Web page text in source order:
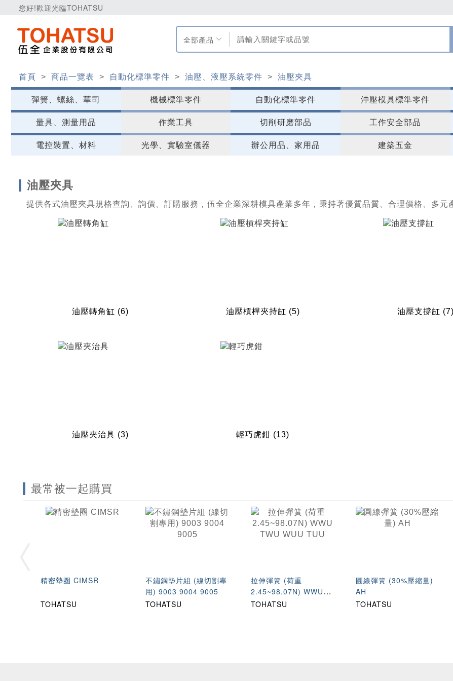
您好!歡迎光臨TOHATSU
全部產品
首頁 > 商品一覽表 > 自動化標準零件 > 油壓、液壓系統零件 > 油壓夾具
彈簧、螺絲、華司 機械標準零件 自動化標準零件 沖壓模具標準零件
量具、測量用品 作業工具 切削研磨部品 工作安全部品
電控裝置、材料 光學、實驗室儀器 辦公用品、家用品 建築五金
油壓夾具
提供各式油壓夾具規格查詢、詢價、訂購服務，伍全企業深耕模具產業多年，秉持著優質品質、合理價格、多
油壓轉角缸 (6) 油壓槓桿夾持缸 (5) 油壓支撐缸 (7)
油壓夾治具 (3) 輕巧虎鉗 (13)
最常被一起購買
精密墊圈 CIMSR
TOHATSU
不鏽鋼墊片組 (線切割專
用) 9003 9004 9005
TOHATSU
拉伸彈簧 (荷重
2.45~98.07N) WWU
TWU WUU TUU
TOHATSU
圓線彈簧 (30%壓縮量)
AH
TOHATSU